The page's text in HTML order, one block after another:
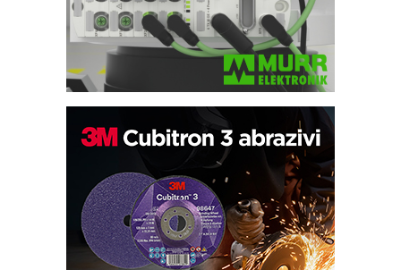
Automatizacija pakovanja · Display
(Shelf-Ready) omotnice
Potpuna efikasnost bez složenih
sistema
Trajna oznaka kao dugoročna korist